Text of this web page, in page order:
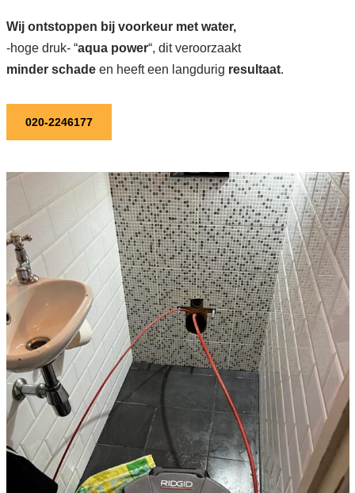
Wij ontstoppen bij voorkeur met water,
-hoge druk- “aqua power“, dit veroorzaakt
minder schadeen heeft een langdurig resultaat.
020-2246177